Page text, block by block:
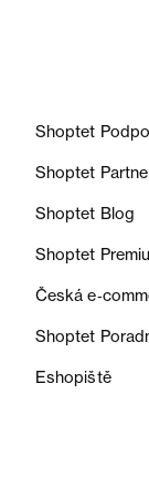
Shoptet
Shoptet
Shoptet Blog
Shoptet
Česká
Shoptet
Eshopiště